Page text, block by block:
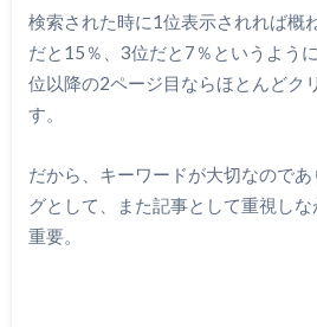
検索された時に1位表示されれば概
だと15％、3位だと7％というよう
位以降の2ページ目ならほとんどク
す。
だから、キーワードが大切なので
グとして、また記事として重視し
重要。